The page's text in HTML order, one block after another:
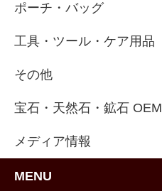
ポーチ・バッグ
工具・ツール・ケア用品
その他
宝石・天然石・鉱石 OEM
メディア情報
MENU